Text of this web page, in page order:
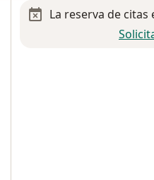
La reserva de